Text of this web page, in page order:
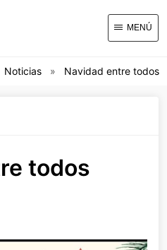
MENÚ
Noticias Navidad entre todos
todos